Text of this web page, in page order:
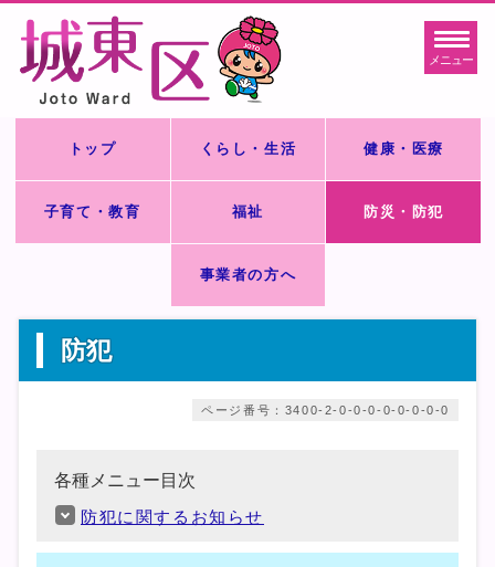
メニュー
トップ くらし・生活 健康・医療
子育て・教育 福祉 防災・防犯
事業者の方へ
防犯
ページ番号：3400-2-0-0-0-0-0-0-0-0
各種メニュー目次
防犯に関するお知らせ